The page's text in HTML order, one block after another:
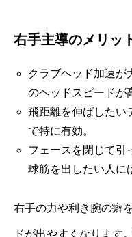
右手主導のメリッ
クラブヘッド加速が
のヘッドスピードが
飛距離を伸ばしたい
で特に有効。
フェースを閉じて引
球筋を出したい人に
右手の力や利き腕の癖
ドが出やすくなります